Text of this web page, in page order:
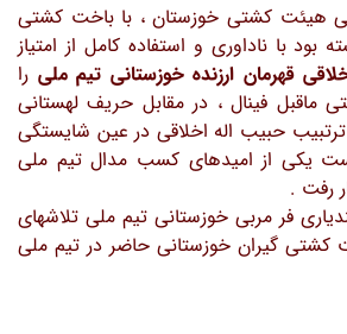
هیئت کشتی خوزستان ، با باخت کشتی
بود با ناداوری و استفاده کامل از امتیاز
قهرمان ارزنده خوزستانی تیم ملی را
ماقبل فینال ، در مقابل حریف لهستانی
حبیب اله اخلاقی در عین شایستگی
یکی از امیدهای کسب مدال تیم ملی
رفت .
فر مربی خوزستانی تیم ملی تلاشهای
کشتی گیران خوزستانی حاضر در تیم ملی